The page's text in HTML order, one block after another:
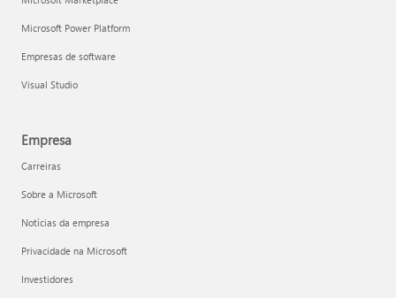
Microsoft Power Platform
Empresas de software
Visual Studio
Empresa
Carreiras
Sobre a Microsoft
Notícias da empresa
Privacidade na Microsoft
Investidores